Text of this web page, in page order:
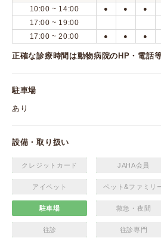
10:00 ~ 14:00
● ● ●
17:00 ~ 19:00
17:00 ~ 20:00 ● ● ●
正確な診療時間は動物病院のHP・電話
駐車場
あり
設備・取り扱い
クレジットカード JAHA会員
アイペット ペット&ファミリ
駐車場 救急・夜間
往診 往診専門